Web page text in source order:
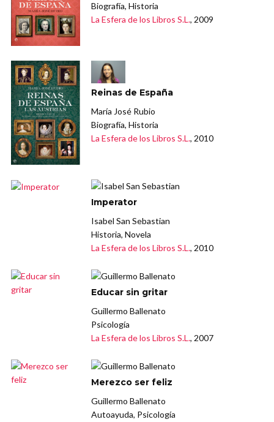
Biografía, Historia
La Esfera de los Libros S.L., 2009
Reinas de España
María José Rubio
Biografía, Historia
La Esfera de los Libros S.L., 2010
Imperator
Isabel San Sebastian
Historia, Novela
La Esfera de los Libros S.L., 2010
Educar sin gritar
Guillermo Ballenato
Psicología
La Esfera de los Libros S.L., 2007
Merezco ser feliz
Guillermo Ballenato
Autoayuda, Psicología